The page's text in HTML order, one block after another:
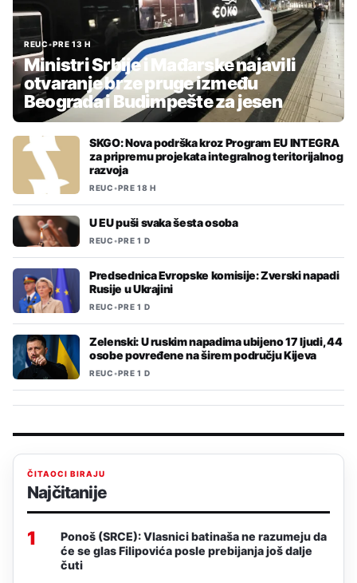
REUC•PRE 13 H
Ministri Srbije i Mađarske najavili
otvaranje brze pruge između
Beograda i Budimpešte za jesen
SKGO: Nova podrška kroz Program EU INTEGRA
za pripremu projekata integralnog teritorijalnog
razvoja
REUC•PRE 18 H
U EU puši svaka šesta osoba
REUC•PRE 1 D
Predsednica Evropske komisije: Zverski napadi
Rusije u Ukrajini
REUC•PRE 1 D
Zelenski: U ruskim napadima ubijeno 17 ljudi, 44
osobe povređene na širem području Kijeva
REUC•PRE 1 D
ČITAOCI BIRAJU
Najčitanije
1
Ponoš (SRCE): Vlasnici batinaša ne razumeju da
će se glas Filipovića posle prebijanja još dalje
čuti